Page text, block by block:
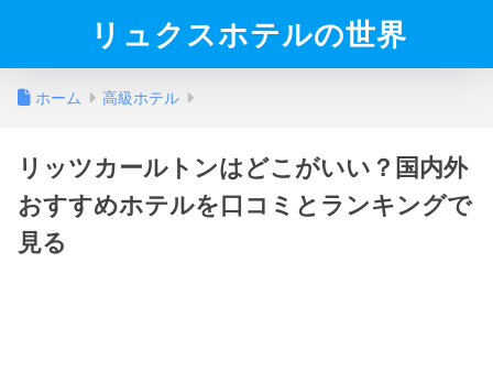
リュクスホテルの世界
ホーム 高級ホテル
リッツカールトンはどこがいい？国内外
おすすめホテルを口コミとランキングで
見る